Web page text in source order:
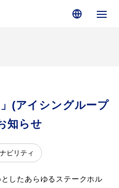
」(アイシングループ
知らせ
ビリティ
したあらゆるステークホル